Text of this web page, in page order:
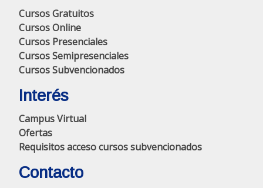
Cursos Gratuitos
Cursos Online
Cursos Presenciales
Cursos Semipresenciales
Cursos Subvencionados
Interés
Campus Virtual
Ofertas
Requisitos acceso cursos subvencionados
Contacto